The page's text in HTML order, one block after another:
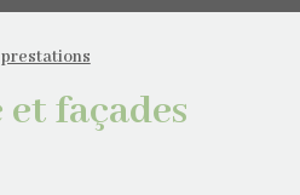
prestations
façades